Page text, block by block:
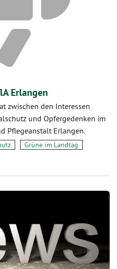
Erlangen
zwischen den Interessen
und Opfergedenken im
Pflegeanstalt Erlangen.
Grüne im Landtag